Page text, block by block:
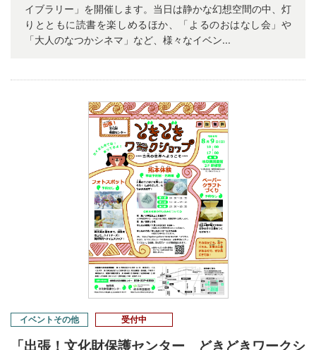
イブラリー」を開催します。当日は静かな幻想空間の中、灯
りとともに読書を楽しめるほか、「よるのおはなし会」や
「大人のなつかシネマ」など、様々なイベン...
イベントその他 受付中
「出張！文化財保護センター どきどきワークシ